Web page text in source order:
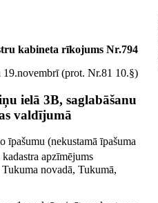
kabineta rīkojums Nr.794
19.novembrī (prot. Nr.81 10.§)
ielā 3B, saglabāšanu
valdījumā
īpašumu (nekustamā īpašuma
apzīmējums
novadā, Tukumā,